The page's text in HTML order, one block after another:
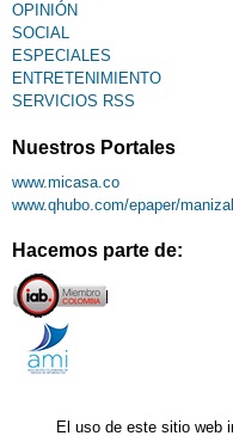
OPINIÓN
SOCIAL
ESPECIALES
ENTRETENIMIENTO
SERVICIOS RSS
Nuestros Portales
www.micasa.co
www.qhubo.com/epaper/
Hacemos parte de:
El uso de este sitio web